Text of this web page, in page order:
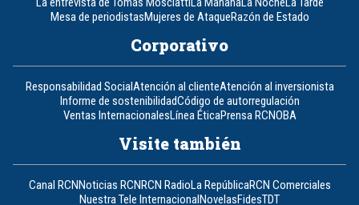
Mesa de periodistasMujeres de AtaqueRazón de Estado
Corporativo
Responsabilidad SocialAtención al clienteAtención al inversionista
Informe de sostenibilidadCódigo de autorregulación
Ventas InternacionalesLínea ÉticaPrensa RCNOBA
Visite también
Canal RCNNoticias RCNRCN RadioLa RepúblicaRCN Comerciales
Nuestra Tele InternacionalNovelasFidesTDT